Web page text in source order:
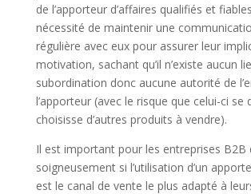
de l’apporteur d’affaires qualifiés et
nécessité de maintenir une
régulière avec eux pour assurer leur
motivation, sachant qu’il n’existe aucun
subordination donc aucune autorité de
l’apporteur (avec le risque que celui-ci se
choisisse d’autres produits à vendre).
Il est important pour les entreprises B2B
soigneusement si l’utilisation d’un
est le canal de vente le plus adapté à